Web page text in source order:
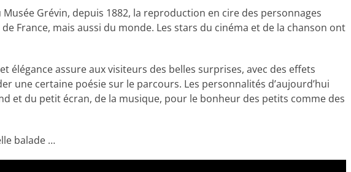
Grévin, depuis 1882, la reproduction en cire des personnages
France, mais aussi du monde. Les stars du cinéma et de la chanson ont
élégance assure aux visiteurs des belles surprises, avec des effets
une certaine poésie sur le parcours. Les personnalités d’aujourd’hui
et du petit écran, de la musique, pour le bonheur des petits comme des
balade …